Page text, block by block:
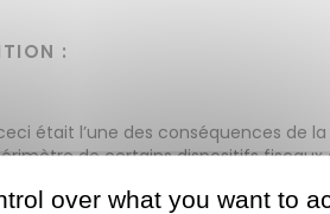
:
était l’une des conséquences de
de certains dispositifs
over what you want to